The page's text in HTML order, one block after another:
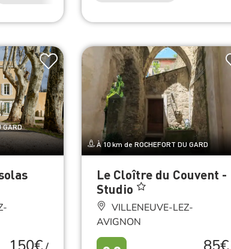
GARD
/
À 10 km de ROCHEFORT DU GARD
Le Cloître du Couvent -
Studio
VILLENEUVE-LEZ-
AVIGNON